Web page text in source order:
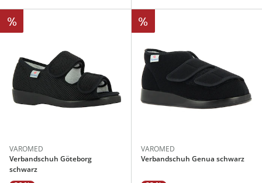
%
VAROMED
Verbandschuh Göteborg
schwarz
%
VAROMED
Verbandschuh Genua schwarz